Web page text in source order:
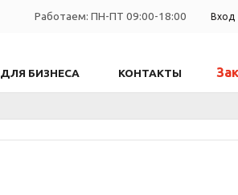
Вход
Работаем: ПН-ПТ 09:00-18:00
ДЛЯ БИЗНЕСА КОНТАКТЫ